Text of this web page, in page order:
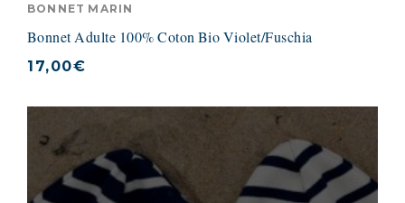
BONNET MARIN
Bonnet Adulte 100% Coton Bio Violet/Fuschia
17,00€